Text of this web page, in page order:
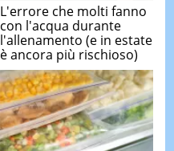
L'errore che molti fanno
con l'acqua durante
l'allenamento (e in estate
è ancora più rischioso)